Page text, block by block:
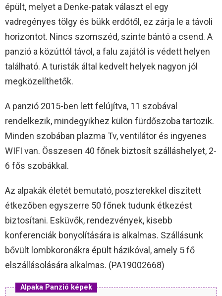
épült, melyet a Denke-patak választ el egy
vadregényes tölgy és bükk erdőtől, ez zárja le a távoli
horizontot. Nincs szomszéd, szinte bántó a csend. A
panzió a közúttól távol, a falu zajától is védett helyen
található. A turisták által kedvelt helyek nagyon jól
megközelíthetők.
A panzió 2015-ben lett felújítva, 11 szobával
rendelkezik, mindegyikhez külön fürdőszoba tartozik.
Minden szobában plazma Tv, ventilátor és ingyenes
WIFI van. Összesen 40 főnek biztosít szálláshelyet, 2-
6 fős szobákkal.
Az alpakák életét bemutató, poszterekkel díszített
étkezőben egyszerre 50 főnek tudunk étkezést
biztosítani. Esküvők, rendezvények, kisebb
konferenciák bonyolítására is alkalmas. Szállásunk
bővült lombkoronákra épült házikóval, amely 5 fő
elszállásolására alkalmas. (PA19002668)
Alpaka Panzió képek